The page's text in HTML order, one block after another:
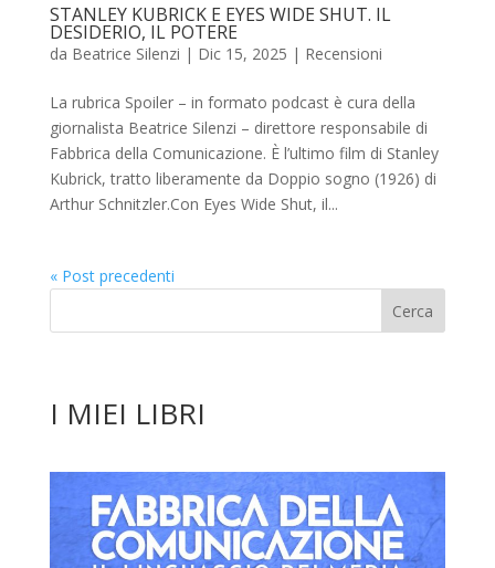
STANLEY KUBRICK E EYES WIDE SHUT. IL
DESIDERIO, IL POTERE
da Beatrice Silenzi | Dic 15, 2025 | Recensioni
La rubrica Spoiler – in formato podcast è cura della
giornalista Beatrice Silenzi – direttore responsabile di
Fabbrica della Comunicazione. È l’ultimo film di Stanley
Kubrick, tratto liberamente da Doppio sogno (1926) di
Arthur Schnitzler.Con Eyes Wide Shut, il...
« Post precedenti
I MIEI LIBRI